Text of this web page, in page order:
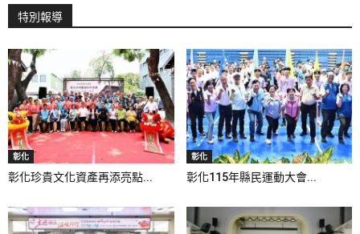
特別報導
彰化
彰化珍貴文化資產再添亮點...
彰化
彰化115年縣民運動大會...